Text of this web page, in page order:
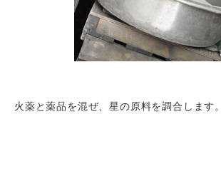
火薬と薬品を混ぜ、星の原料を調合します。